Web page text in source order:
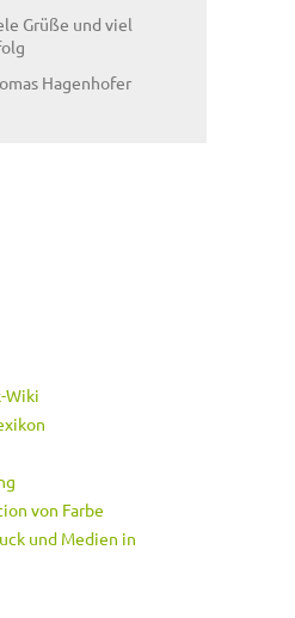
Grüße und viel
Hagenhofer
Wiki
von Farbe
und Medien in